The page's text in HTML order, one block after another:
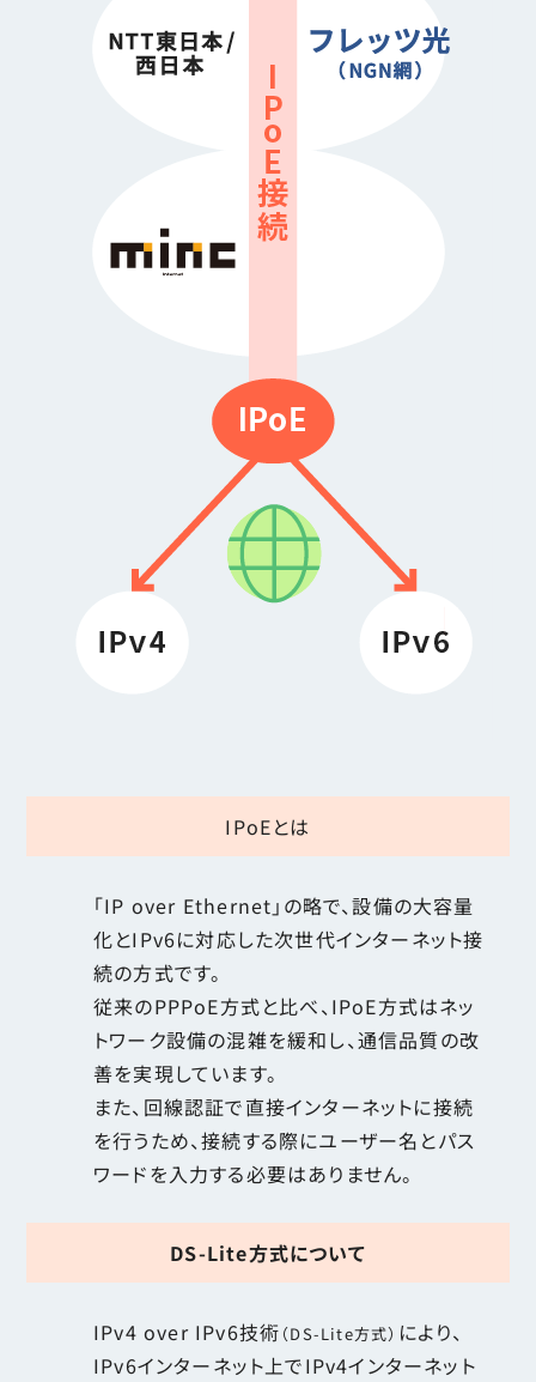
IPoEとは
「IP over Ethernet」の略で、設備の大容量
化とIPv6に対応した次世代インターネット接
続の方式です。
従来のPPPoE方式と比べ、IPoE方式はネッ
トワーク設備の混雑を緩和し、通信品質の改
善を実現しています。
また、回線認証で直接インターネットに接続
を行うため、接続する際にユーザー名とパス
ワードを入力する必要はありません。
DS-Lite方式について
IPv4 over IPv6技術 （DS-Lite方式） により、
IPv6インターネット上でIPv4インターネット